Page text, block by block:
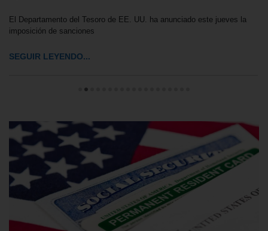
El Departamento del Tesoro de EE. UU. ha anunciado este jueves la
imposición de sanciones
SEGUIR LEYENDO...